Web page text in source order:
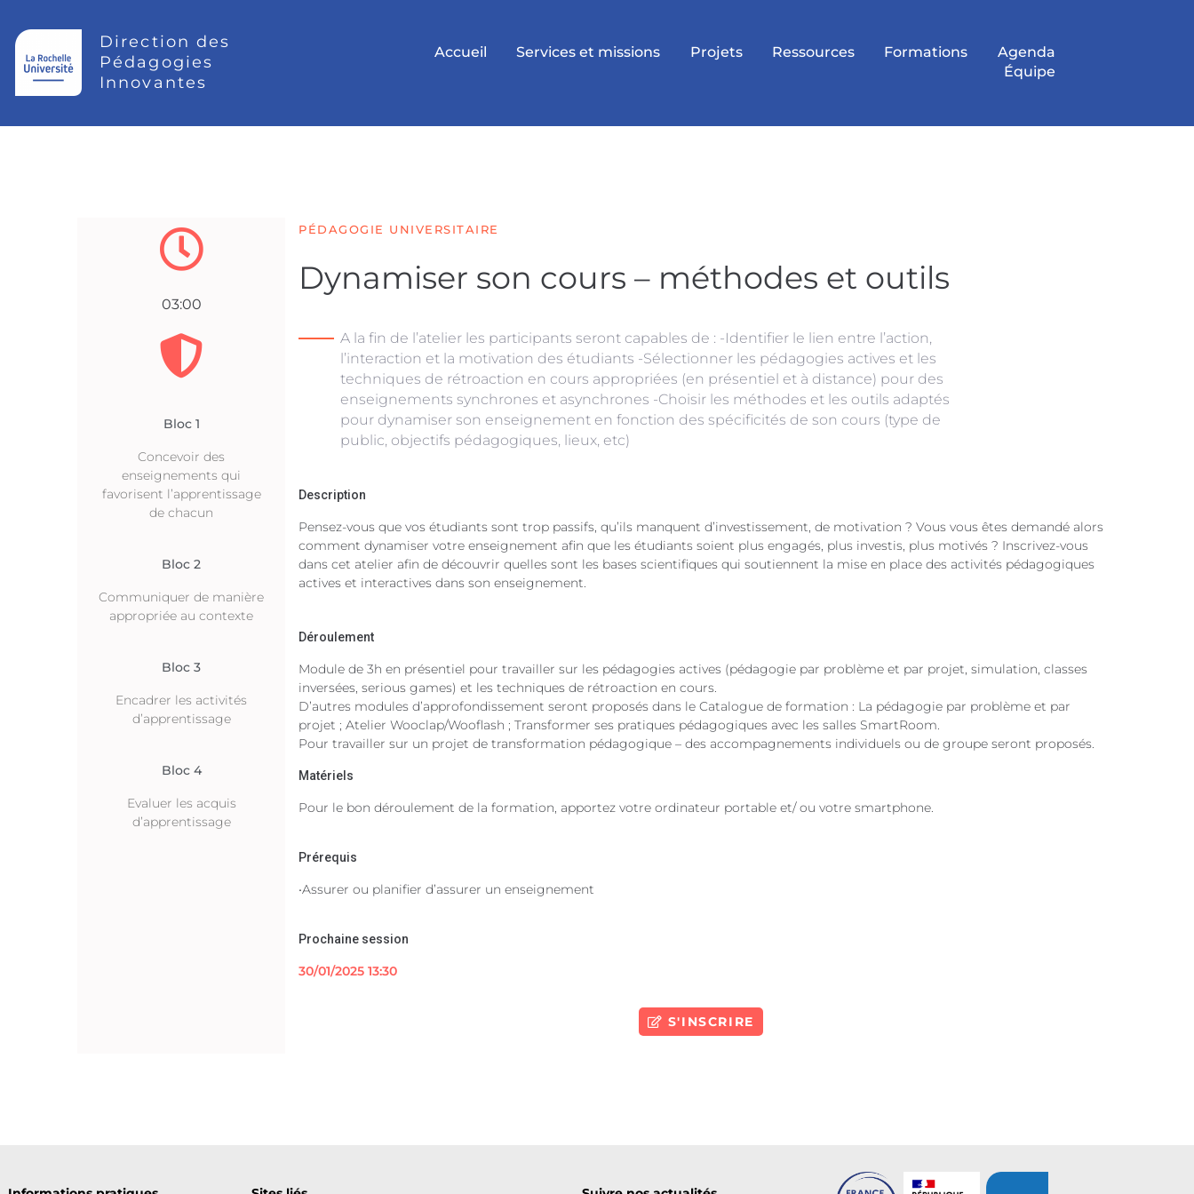
Direction des
Pédagogies
Innovantes
Accueil Services et missions Projets Ressources Formations
Agenda
Équipe
03:00
Bloc 1
Concevoir des
enseignements qui
favorisent l’apprentissage
de chacun
Bloc 2
Communiquer de manière
appropriée au contexte
Bloc 3
Encadrer les activités
d’apprentissage
Bloc 4
Evaluer les acquis
d’apprentissage
PÉDAGOGIE UNIVERSITAIRE
Dynamiser son cours – méthodes et outils
A la fin de l’atelier les participants seront capables de : -Identifier le lien entre l’action,
l’interaction et la motivation des étudiants -Sélectionner les pédagogies actives et les
techniques de rétroaction en cours appropriées (en présentiel et à distance) pour des
enseignements synchrones et asynchrones -Choisir les méthodes et les outils adaptés
pour dynamiser son enseignement en fonction des spécificités de son cours (type de
public, objectifs pédagogiques, lieux, etc)
Description
Pensez-vous que vos étudiants sont trop passifs, qu’ils manquent d’investissement, de motivation ? Vous vous êtes demandé alors
comment dynamiser votre enseignement afin que les étudiants soient plus engagés, plus investis, plus motivés ? Inscrivez-vous
dans cet atelier afin de découvrir quelles sont les bases scientifiques qui soutiennent la mise en place des activités pédagogiques
actives et interactives dans son enseignement.
Déroulement
Module de 3h en présentiel pour travailler sur les pédagogies actives (pédagogie par problème et par projet, simulation, classes
inversées, serious games) et les techniques de rétroaction en cours.
D’autres modules d’approfondissement seront proposés dans le Catalogue de formation : La pédagogie par problème et par
projet ; Atelier Wooclap/Wooflash ; Transformer ses pratiques pédagogiques avec les salles SmartRoom.
Pour travailler sur un projet de transformation pédagogique – des accompagnements individuels ou de groupe seront proposés.
Matériels
Pour le bon déroulement de la formation, apportez votre ordinateur portable et/ ou votre smartphone.
Prérequis
•Assurer ou planifier d’assurer un enseignement
Prochaine session
30/01/2025 13:30
S'INSCRIRE